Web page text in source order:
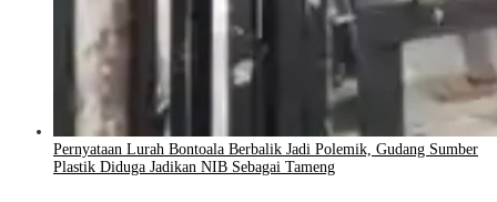
Pernyataan Lurah Bontoala Berbalik Jadi Polemik, Gudang Sumber
Plastik Diduga Jadikan NIB Sebagai Tameng